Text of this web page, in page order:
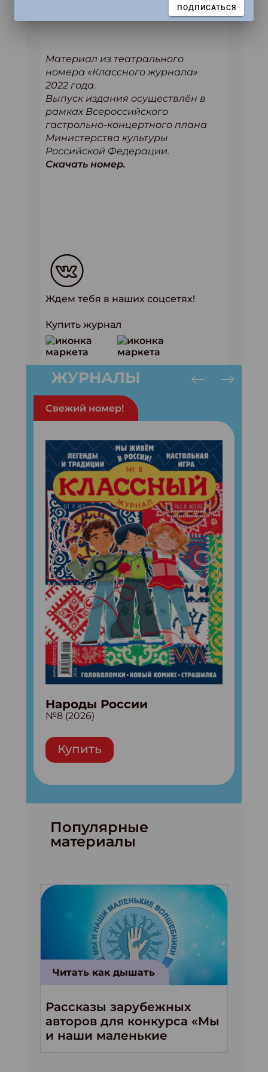
Материал из театрального
номера «Классного журнала»
2022 года.
Выпуск издания осуществлён в
рамках Всероссийского
гастрольно-концертного плана
Министерства культуры
Российской Федерации.
Скачать номер.
Ждем тебя в наших соцсетях!
Купить журнал
ЖУРНАЛЫ
Свежий номер!
Народы России
№8 (2026)
Купить
Популярные
материалы
Читать как дышать
Рассказы зарубежных
авторов для конкурса «Мы
и наши маленькие
волшебники!»
ПОДПИСАТЬСЯ